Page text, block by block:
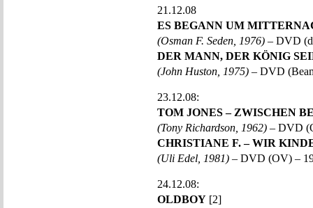
21.12.08
ES BEGANN UM
(Osman F. Seden, 1976) – DVD
DER MANN, DER KÖNIG
(John Huston, 1975) – DVD
23.12.08:
TOM JONES – ZWISCHEN
(Tony Richardson, 1962) – DVD
CHRISTIANE F. – WIR
(Uli Edel, 1981) – DVD (OV) –
24.12.08:
OLDBOY [2]